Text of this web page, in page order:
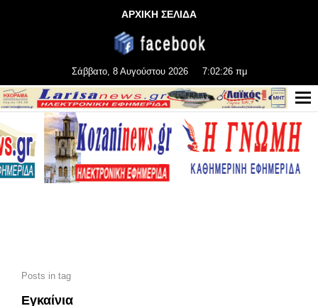
ΑΡΧΙΚΗ ΣΕΛΙΔΑ
Σάββατο, 8 Αυγούστου 2026 7:02:28 πμ
Posts in tag
Εγκαίνια